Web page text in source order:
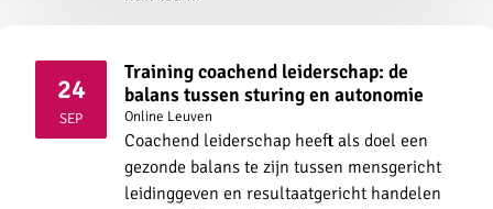
24
SEP2026
Training coachend leiderschap: de
balans tussen sturing en autonomie
Online Leuven
Coachend leiderschap heeft als doel een
gezonde balans te zijn tussen mensgericht
leidinggeven en resultaatgericht handelen